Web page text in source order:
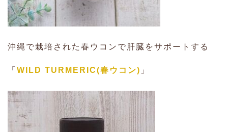
沖縄で栽培された春ウコンで肝臓をサポートする
「 WILD TURMERIC(春ウコン) 」